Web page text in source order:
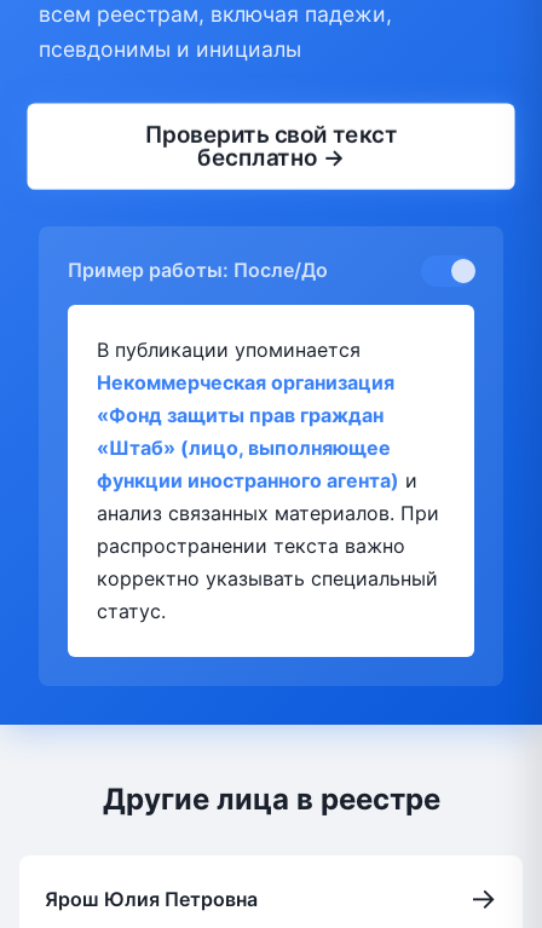
всем реестрам, включая падежи,
псевдонимы и инициалы
Проверить свой текст
бесплатно →
Пример работы: После/До
В публикации упоминается
Некоммерческая организация
«Фонд защиты прав граждан
«Штаб» (лицо, выполняющее
функции иностранного агента) и
анализ связанных материалов. При
распространении текста важно
корректно указывать специальный
статус.
Другие лица в реестре
Ярош Юлия Петровна →